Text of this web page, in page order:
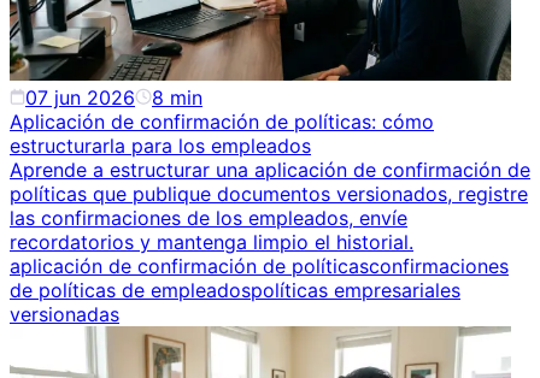
07 jun 2026 8 min
Aplicación de confirmación de políticas: cómo
estructurarla para los empleados
Aprende a estructurar una aplicación de confirmación de
políticas que publique documentos versionados, registre
las confirmaciones de los empleados, envíe
recordatorios y mantenga limpio el historial.
aplicación de confirmación de políticasconfirmaciones
de políticas de empleadospolíticas empresariales
versionadas